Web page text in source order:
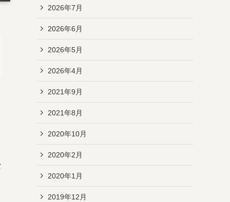
2026年7月
2026年6月
2026年5月
2026年4月
2021年9月
2021年8月
2020年10月
2020年2月
2020年1月
2019年12月